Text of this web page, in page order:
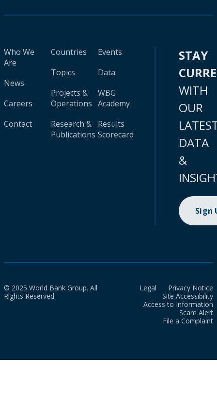
Who We
Are
News
Careers
Contact
Countries
Topics
Projects &
Operations
Research &
Publications
Events
Data
WBG
Academy
Results
Scorecard
STAY
WITH
OUR
DATA
&
Sign
© 2025 World Bank Group. All
Rights Reserved.
Legal
Privacy Notice
Site Accessibility
Access to Information
Scam Alert
File a Complaint